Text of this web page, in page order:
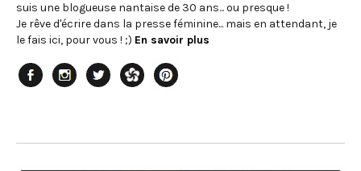
suis une blogueuse nantaise de 30 ans... ou presque !
Je rêve d'écrire dans la presse féminine... mais en attendant, je
le fais ici, pour vous ! ;) En savoir plus